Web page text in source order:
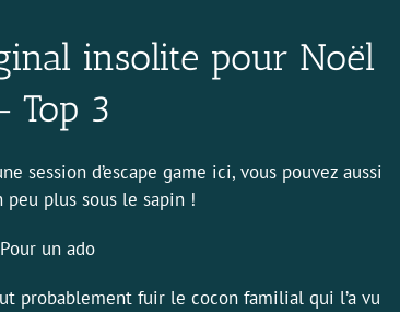
insolite pour Noël
Top 3
session d’escape game ici, vous pouvez aussi
plus sous le sapin !
Pour un ado
probablement fuir le cocon familial qui l’a vu